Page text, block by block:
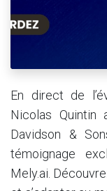
En direct de
Nicolas Quintin
Davidson &
témoignage
Mely.ai.